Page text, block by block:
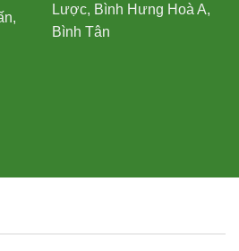
Lược, Bình Hưng Hoà A,
Bình Tân